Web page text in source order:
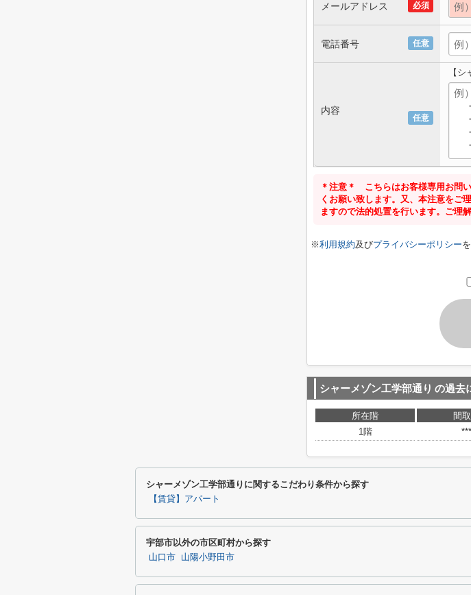
必須
メールアドレス
任意
電話番号
任意
内容
【
＊注意＊ こちらはお客様専用お問
くお願い致します。又、本注意をご
ますので法的処置を行います。ご理解
※利用規約及びプライバシーポリシー
シャーメゾン工学部通り の過去
所在階 間
1階
***
シャーメゾン工学部通りに関するこだわり条件から探す
【賃貸】アパート
宇部市以外の市区町村から探す
山口市 山陽小野田市